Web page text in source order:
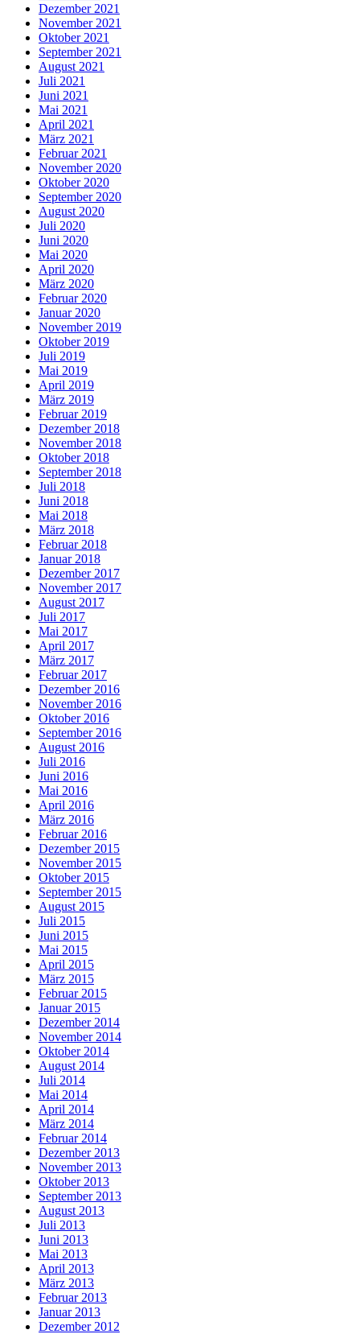
Dezember 2021
November 2021
Oktober 2021
September 2021
August 2021
Juli 2021
Juni 2021
Mai 2021
April 2021
März 2021
Februar 2021
November 2020
Oktober 2020
September 2020
August 2020
Juli 2020
Juni 2020
Mai 2020
April 2020
März 2020
Februar 2020
Januar 2020
November 2019
Oktober 2019
Juli 2019
Mai 2019
April 2019
März 2019
Februar 2019
Dezember 2018
November 2018
Oktober 2018
September 2018
Juli 2018
Juni 2018
Mai 2018
März 2018
Februar 2018
Januar 2018
Dezember 2017
November 2017
August 2017
Juli 2017
Mai 2017
April 2017
März 2017
Februar 2017
Dezember 2016
November 2016
Oktober 2016
September 2016
August 2016
Juli 2016
Juni 2016
Mai 2016
April 2016
März 2016
Februar 2016
Dezember 2015
November 2015
Oktober 2015
September 2015
August 2015
Juli 2015
Juni 2015
Mai 2015
April 2015
März 2015
Februar 2015
Januar 2015
Dezember 2014
November 2014
Oktober 2014
August 2014
Juli 2014
Mai 2014
April 2014
März 2014
Februar 2014
Dezember 2013
November 2013
Oktober 2013
September 2013
August 2013
Juli 2013
Juni 2013
Mai 2013
April 2013
März 2013
Februar 2013
Januar 2013
Dezember 2012